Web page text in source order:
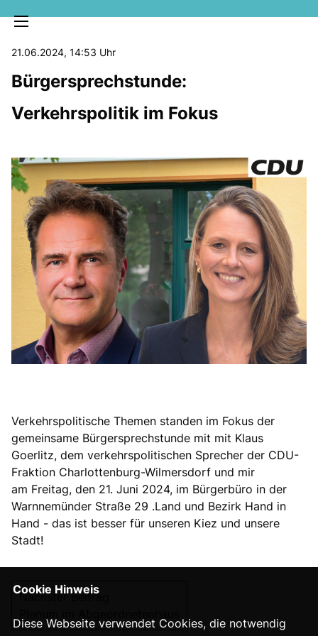
MELDUNGEN
SOZIALE MEDIEN
KLARTEXT
21.06.2024, 14:53 Uhr
Bürgersprechstunde:
Verkehrspolitik im Fokus
Verkehrspolitische Themen standen im Fokus der
gemeinsame Bürgersprechstunde mit mit Klaus
Goerlitz, dem verkehrspolitischen Sprecher der CDU-
Fraktion Charlottenburg-Wilmersdorf und mir
am Freitag, den 21. Juni 2024, im Bürgerbüro in der
Warnnemünder Straße 29 .Land und Bezirk Hand in
Hand - das ist besser für unseren Kiez und unsere
Stadt!
Nächster Beitrag
Cookie Hinweis
Diese Webseite verwendet Cookies, die notwendig